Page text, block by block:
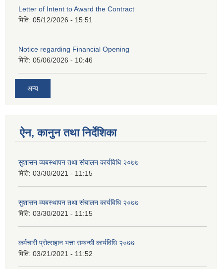
Letter of Intent to Award the Contract
मिति: 05/12/2026 - 15:51
Notice regarding Financial Opening
मिति: 05/06/2026 - 10:46
अन्य
ऐन, कानुन तथा निर्देशिका
सुशासन व्यबस्थापन तथा संचालन कार्यविधि २०७७
मिति: 03/30/2021 - 11:15
सुशासन व्यबस्थापन तथा संचालन कार्यविधि २०७७
मिति: 03/30/2021 - 11:15
कर्मचारी प्रोत्सहान भत्ता सम्बन्धी कार्यविधि २०७७
मिति: 03/21/2021 - 11:52